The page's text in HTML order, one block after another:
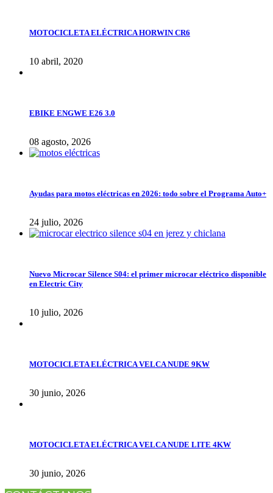
MOTOCICLETA ELÉCTRICA HORWIN CR6
10 abril, 2020
EBIKE ENGWE E26 3.0
08 agosto, 2026
Ayudas para motos eléctricas en 2026: todo sobre el Programa Auto+
24 julio, 2026
Nuevo Microcar Silence S04: el primer microcar eléctrico disponible
en Electric City
10 julio, 2026
MOTOCICLETA ELÉCTRICA VELCA NUDE 9KW
30 junio, 2026
MOTOCICLETA ELÉCTRICA VELCA NUDE LITE 4KW
30 junio, 2026